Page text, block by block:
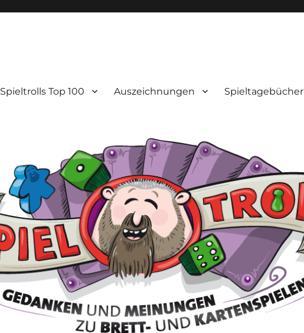
Spieltrolls Top 100 Auszeichnungen Spieltagebücher